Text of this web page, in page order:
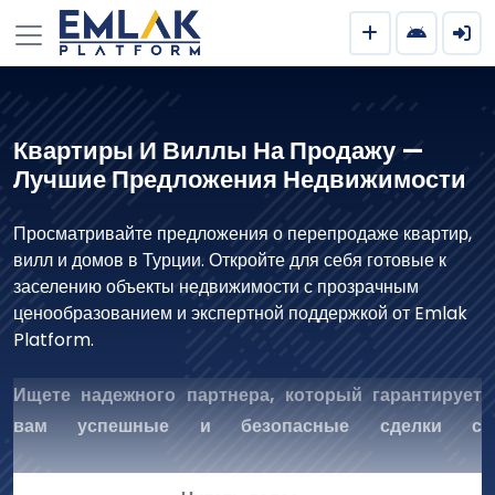
Квартиры И Виллы На Продажу —
Лучшие Предложения Недвижимости
Просматривайте предложения о перепродаже квартир,
вилл и домов в Турции. Откройте для себя готовые к
заселению объекты недвижимости с прозрачным
ценообразованием и экспертной поддержкой от Emlak
Platform.
Ищете надежного партнера, который гарантирует
вам успешные и безопасные сделки с
недвижимостью?